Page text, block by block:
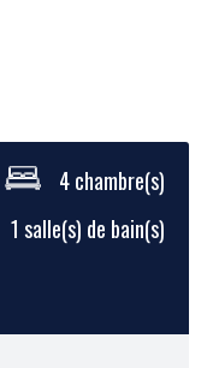
4 chambre(s)
1 salle(s) de bain(s)